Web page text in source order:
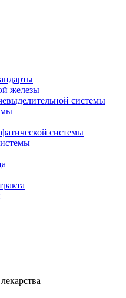
железы
системы
системы